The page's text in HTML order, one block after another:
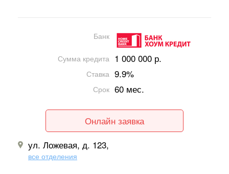
Банк
Сумма кредита 1 000 000 р.
Ставка 9.9%
Срок 60 мес.
Онлайн заявка
ул. Ложевая, д. 123,
все отделения